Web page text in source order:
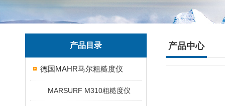
产品目录
德国MAHR马尔粗糙度仪
MARSURF M310粗糙度仪
产品中心